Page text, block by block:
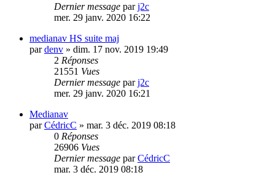
Dernier message parj2c
mer. 29 janv. 2020 16:22
medianav HS suite maj
pardenv » dim. 17 nov. 2019 19:49
2 Réponses
21551 Vues
Dernier message parj2c
mer. 29 janv. 2020 16:21
Medianav
parCédricC » mar. 3 déc. 2019 08:18
0 Réponses
26906 Vues
Dernier message parCédricC
mar. 3 déc. 2019 08:18